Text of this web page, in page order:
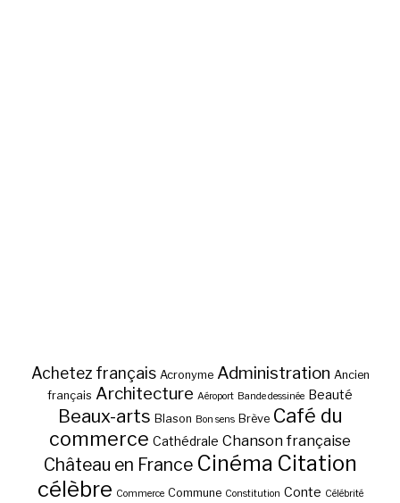
Achetez français Acronyme Administration Ancien
français Architecture Aéroport Bande dessinée Beauté
Beaux-arts Blason Bon sens Brève Café du
commerce Cathédrale Chanson française
Château en France Cinéma Citation
célèbre Commerce Commune Constitution Conte Célébrité